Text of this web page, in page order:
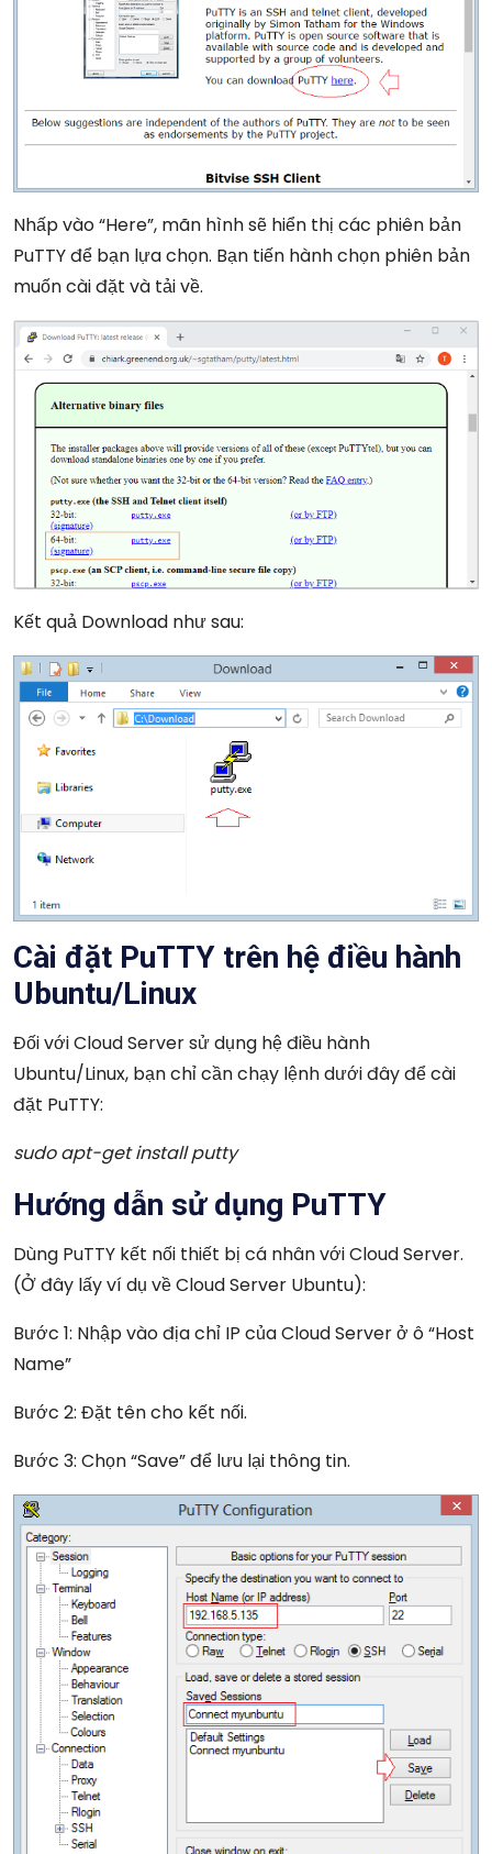
Nhấp vào “Here”, mãn hình sẽ hiển thị các phiên bản
PuTTY để bạn lựa chọn. Bạn tiến hành chọn phiên bản
muốn cài đặt và tải về.
Kết quả Download như sau:
Cài đặt PuTTY trên hệ điều hành
Ubuntu/Linux
Đối với Cloud Server sử dụng hệ điều hành
Ubuntu/Linux, bạn chỉ cần chạy lệnh dưới đây để cài
đặt PuTTY:
sudo apt-get install putty
Hướng dẫn sử dụng PuTTY
Dùng PuTTY kết nối thiết bị cá nhân với Cloud Server.
(Ở đây lấy ví dụ về Cloud Server Ubuntu):
Bước 1: Nhập vào địa chỉ IP của Cloud Server ở ô “Host
Name”
Bước 2: Đặt tên cho kết nối.
Bước 3: Chọn “Save” để lưu lại thông tin.